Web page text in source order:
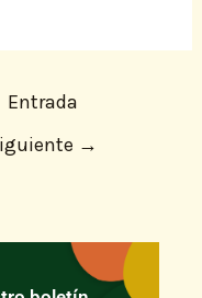
Entrada
→